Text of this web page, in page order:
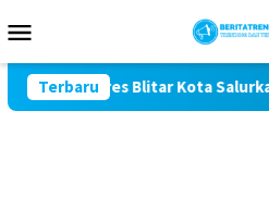
ke
Mobile
Terbaru
Blitar Kota Salurkan Beras